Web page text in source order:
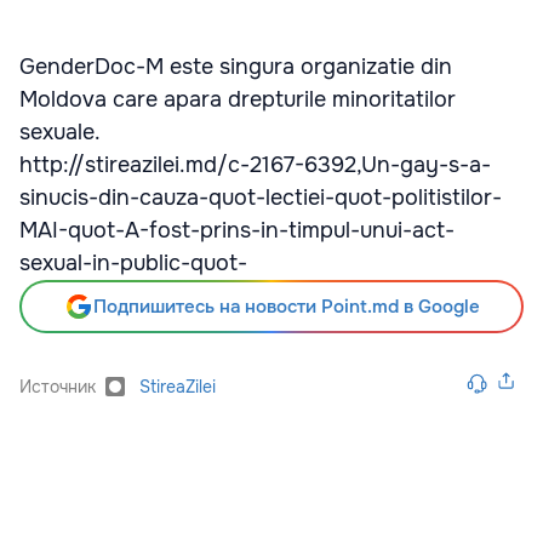
GenderDoc-M este singura organizatie din
Moldova care apara drepturile minoritatilor
sexuale.
http://stireazilei.md/c-2167-6392,Un-gay-s-a-
sinucis-din-cauza-quot-lectiei-quot-politistilor-
MAI-quot-A-fost-prins-in-timpul-unui-act-
sexual-in-public-quot-
Подпишитесь на новости Point.md в Google
Источник StireaZilei